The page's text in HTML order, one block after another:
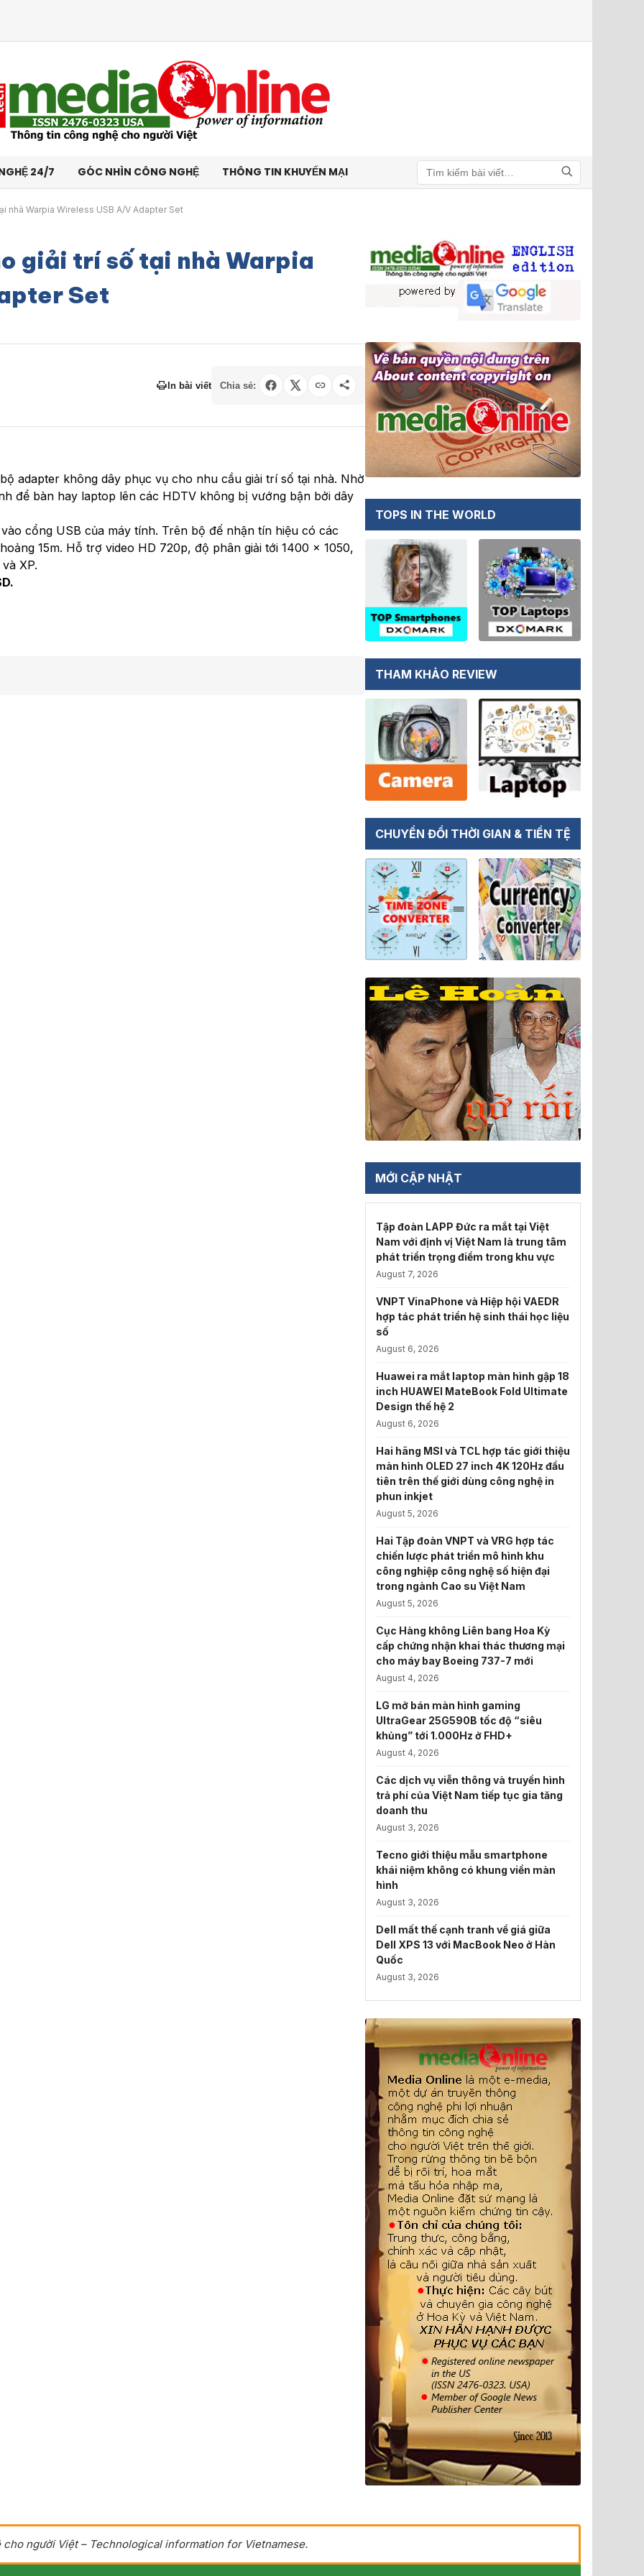
24/7 GÓC NHÌN CÔNG NGHỆ THÔNG TIN KHUYẾN MẠI
Tìm kiếm
nhà Warpia Wireless USB A/V Adapter Set
giải trí số tại nhà Warpia
Set
In bài viết Chia sẻ:
adapter không dây phục vụ cho nhu cầu giải trí số tại nhà. Nhờ
để bàn hay laptop lên các HDTV không bị vướng bận bởi dây
cổng USB của máy tính. Trên bộ đế nhận tín hiệu có các
15m. Hỗ trợ video HD 720p, độ phân giải tới 1400 x 1050,
XP.
TOPS IN THE WORLD
THAM KHẢO REVIEW
CHUYỂN ĐỔI THỜI GIAN & TIỀN TỆ
MỚI CẬP NHẬT
Tập đoàn LAPP Đức ra mắt tại Việt
Nam với định vị Việt Nam là trung tâm
phát triển trọng điểm trong khu vực
August 7, 2026
VNPT VinaPhone và Hiệp hội VAEDR
hợp tác phát triển hệ sinh thái học liệu
số
August 6, 2026
Huawei ra mắt laptop màn hình gập 18
inch HUAWEI MateBook Fold Ultimate
Design thế hệ 2
August 6, 2026
Hai hãng MSI và TCL hợp tác giới thiệu
màn hình OLED 27 inch 4K 120Hz đầu
tiên trên thế giới dùng công nghệ in
phun inkjet
August 5, 2026
Hai Tập đoàn VNPT và VRG hợp tác
chiến lược phát triển mô hình khu
công nghiệp công nghệ số hiện đại
trong ngành Cao su Việt Nam
August 5, 2026
Cục Hàng không Liên bang Hoa Kỳ
cấp chứng nhận khai thác thương mại
cho máy bay Boeing 737-7 mới
August 4, 2026
LG mở bán màn hình gaming
UltraGear 25G590B tốc độ “siêu
khủng” tới 1.000Hz ở FHD+
August 4, 2026
Các dịch vụ viễn thông và truyền hình
trả phí của Việt Nam tiếp tục gia tăng
doanh thu
August 3, 2026
Tecno giới thiệu mẫu smartphone
khái niệm không có khung viền màn
hình
August 3, 2026
Dell mất thế cạnh tranh về giá giữa
Dell XPS 13 với MacBook Neo ở Hàn
Quốc
August 3, 2026
cho người Việt – Technological information for Vietnamese.